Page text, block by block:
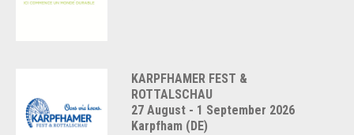
KARPFHAMER FEST &
ROTTALSCHAU
27 August - 1 September 2026
Karpfham (DE)